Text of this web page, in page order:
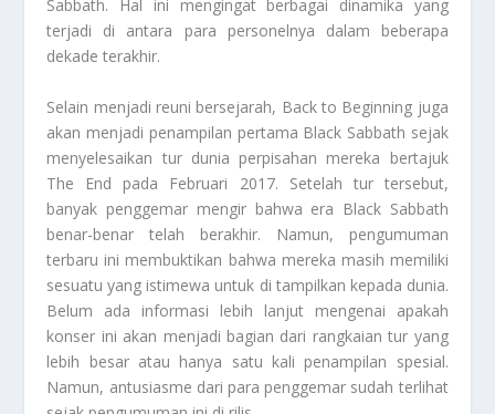
Sabbath. Hal ini mengingat berbagai dinamika yang
terjadi di antara para personelnya dalam beberapa
dekade terakhir.
Selain menjadi reuni bersejarah, Back to Beginning juga
akan menjadi penampilan pertama Black Sabbath sejak
menyelesaikan tur dunia perpisahan mereka bertajuk
The End pada Februari 2017. Setelah tur tersebut,
banyak penggemar mengir bahwa era Black Sabbath
benar-benar telah berakhir. Namun, pengumuman
terbaru ini membuktikan bahwa mereka masih memiliki
sesuatu yang istimewa untuk di tampilkan kepada dunia.
Belum ada informasi lebih lanjut mengenai apakah
konser ini akan menjadi bagian dari rangkaian tur yang
lebih besar atau hanya satu kali penampilan spesial.
Namun, antusiasme dari para penggemar sudah terlihat